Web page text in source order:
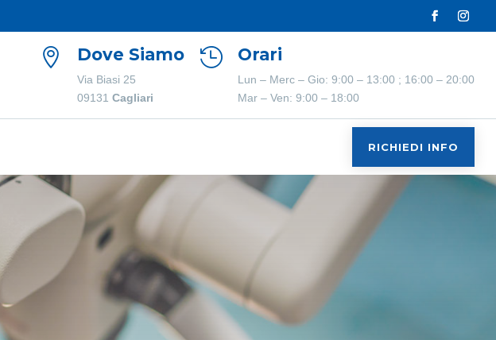
 Dove Siamo
Via Biasi 25
09131Cagliari
 Orari
Lun – Merc – Gio: 9:00 – 13:00 ; 16:00 – 20:00
Mar – Ven: 9:00 – 18:00
RICHIEDI INFO